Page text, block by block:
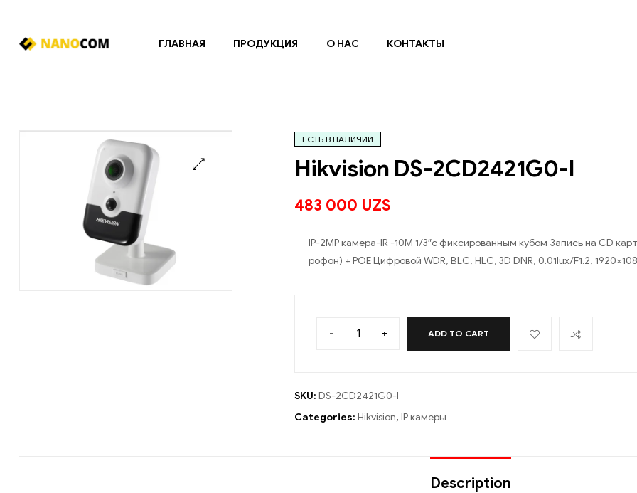
ГЛАВНАЯ ПРОДУКЦИЯ О НАС КОНТАКТЫ
ЕСТЬ В НАЛИЧИИ
Hikvision DS-2CD2421G0-I
483 000 UZS
IP-2MP камера-IR -10М 1/3″с фиксированным кубом Запись на CD
рофон) + POE Цифровой WDR, BLC, HLC, 3D DNR, 0.01lux/F1.2,
- + ADD TO CART
SKU: DS-2CD2421G0-I
Categories: Hikvision, IP камеры
Description